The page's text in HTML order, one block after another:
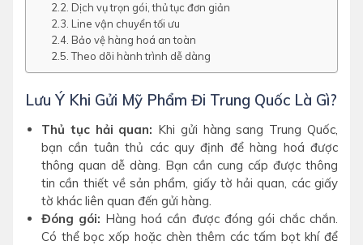
Dịch vụ trọn gói, thủ tục đơn giản
Line vận chuyển tối ưu
Bảo vệ hàng hoá an toàn
Theo dõi hành trình dễ dàng
Lưu Ý Khi Gửi Mỹ Phẩm Đi Trung Quốc Là Gì?
Thủ tục hải quan: Khi gửi hàng sang Trung Quốc,
bạn cần tuân thủ các quy định để hàng hoá được
thông quan dễ dàng. Bạn cần cung cấp được thông
tin cần thiết về sản phẩm, giấy tờ hải quan, các giấy
tờ khác liên quan đến gửi hàng.
Đóng gói: Hàng hoá cần được đóng gói chắc chắn.
Có thể bọc xốp hoặc chèn thêm các tấm bọt khí để